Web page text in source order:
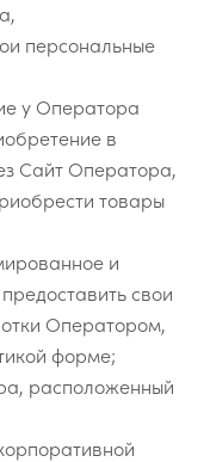
персональные
у Оператора
в
Сайт Оператора,
товары
и
свои
Оператором,
форме;
расположенный